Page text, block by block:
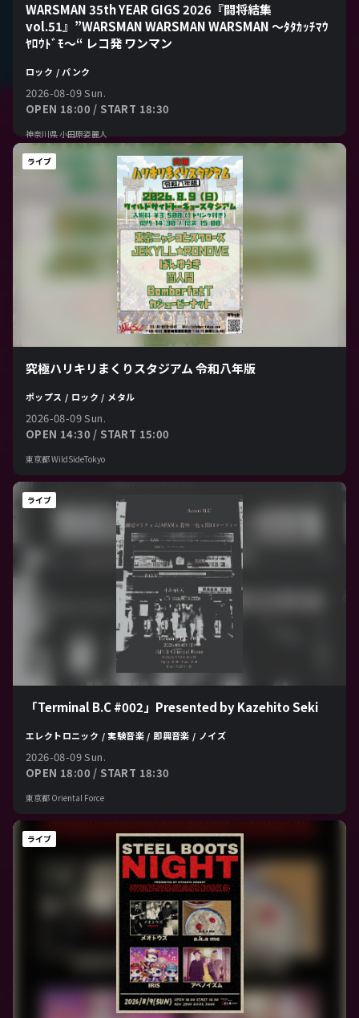
WARSMAN 35th YEAR GIGS 2026『闘将結集
vol.51』”WARSMAN WARSMAN WARSMAN 〜ﾀﾀｶｯﾁﾏｳ
ﾔﾛｳﾄﾞﾓ〜“ レコ発 ワンマン
ロック / パンク
2026-08-09 Sun.
OPEN 18:00 / START 18:30
神奈川県 小田原姿麗人
ライブ
究極ハリキリまくりスタジアム 令和八年版
ポップス / ロック / メタル
2026-08-09 Sun.
OPEN 14:30 / START 15:00
東京都 WildSideTokyo
ライブ
「Terminal B.C #002」Presented by Kazehito Seki
エレクトロニック / 実験音楽 / 即興音楽 / ノイズ
2026-08-09 Sun.
OPEN 18:00 / START 18:30
東京都 Oriental Force
ライブ